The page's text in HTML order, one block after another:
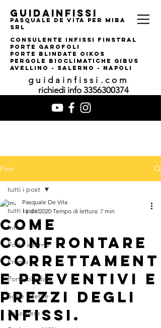
guidainfissi
pasquale de vita per MIBA
srl
consulente infissi finstral
porte garofoli
PORTE BLINDATE OIKOS
pERGOLE bIOCLIMATI CHE gIBUS
AVELLINO - SALERNO - NAPOLI
guidainfissi.com
richiedi info 3356300374
Post
tutti i post
Infissi
Porte interne
Promo
Porte blindate
Scale interne
Zanzariere
tutti i post
COME
CONFRONTARE
CORRETTAMENT
E PREVENTIVI E
PREZZI DEGLI
INFISSI.
Pasquale De Vita
16 dic 2020 Tempo di lettura: 7 min